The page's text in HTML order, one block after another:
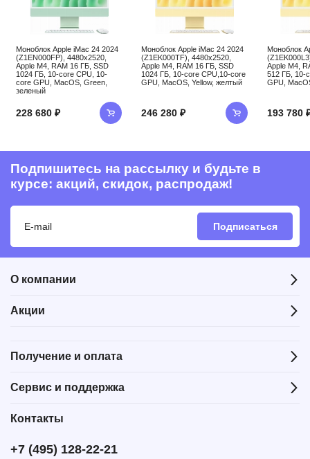
Моноблок Apple iMac 24 2024
(Z1EN000FP), 4480x2520,
Apple M4, RAM 16 ГБ, SSD
1024 ГБ, 10-core CPU, 10-
core GPU, MacOS, Green,
зеленый
228 680 ₽
Моноблок Apple iMac 24 2024
(Z1EK000TF), 4480x2520,
Apple M4, RAM 16 ГБ, SSD
1024 ГБ, 10-core CPU,10-core
GPU, MacOS, Yellow, желтый
246 280 ₽
Моноблок
Apple M4,
512 ГБ, 10-
GPU,
193 780
Подпишитесь на рассылку и будьте в
курсе: акций, скидок, распродаж!
Подписаться
О компании
Акции
Получение и оплата
Сервис и поддержка
Контакты
+7 (495) 128-22-21